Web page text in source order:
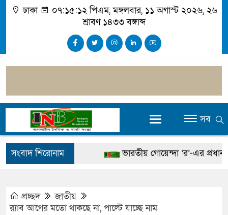
ঢাকা ০৭:১৫:১৩ পিএম, মঙ্গলবার, ১১ অগাস্ট ২০২৬, ২৬
শ্রাবণ ১৪৩৩ বঙ্গাব্দ
সব
সংবাদ শিরোনাম
ভারতীয় গোয়েন্দা ‘র’-এর প্রধান
প্রচ্ছদ
জাতীয়
র‌্যাব আগের মতো থাকছে না, পাল্টে যাচ্ছে নাম